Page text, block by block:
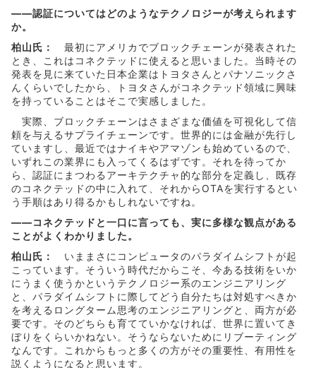
――認証についてはどのようなテクノロジーが考えられます
か。
柏山氏：
最初にアメリカでブロックチェーンが発表された
とき、これはコネクテッドに使えると思いました。当時その
発表を見に来ていた日本企業はトヨタさんとパナソニックさ
んくらいでしたから、トヨタさんがコネクテッド領域に興味
を持っていることはそこで実感しました。
実際、ブロックチェーンはさまざまな価値を可視化して信
頼を与えるサプライチェーンです。世界的には金融が先行し
ていますし、最近ではナイキやアマゾンも始めているので、
いずれこの業界にも入ってくるはずです。それを待ってか
ら、認証にまつわるアーキテクチャ的な部分を定義し、既存
のコネクテッドの中に入れて、それからOTAを実行するとい
う手順はあり得るかもしれないですね。
――コネクテッドと一口に言っても、実に多様な観点がある
ことがよくわかりました。
柏山氏：
いままさにコンピュータのパラダイムシフトが起
こっています。そういう時代だからこそ、今ある技術をいか
にうまく使うかというテクノロジー系のエンジニアリング
と、パラダイムシフトに際してどう自分たちは対処すべきか
を考えるロングターム思考のエンジニアリングと、両方が必
要です。そのどちらも育てていかなければ、世界に置いてき
ぼりをくらいかねない。そうならないためにリブーティング
なんです。これからもっと多くの方がその重要性、有用性を
説くようになると思います。